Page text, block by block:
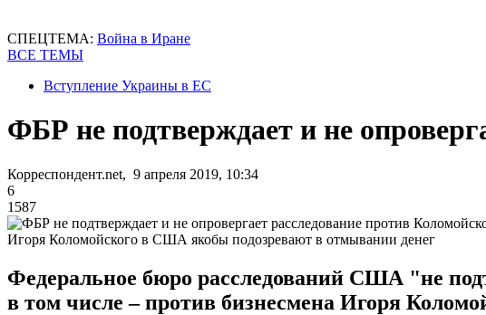
СПЕЦТЕМА: Война в Иране
ВСЕ ТЕМЫ
Вступление Украины в ЕС
ФБР не подтверждает и не
Корреспондент.net, 9 апреля 2019, 10:34
6
1587
Игоря Коломойского в США якобы подозревают в отмывании денег
Федеральное бюро расследований США "не
в том числе – против бизнесмена Игоря